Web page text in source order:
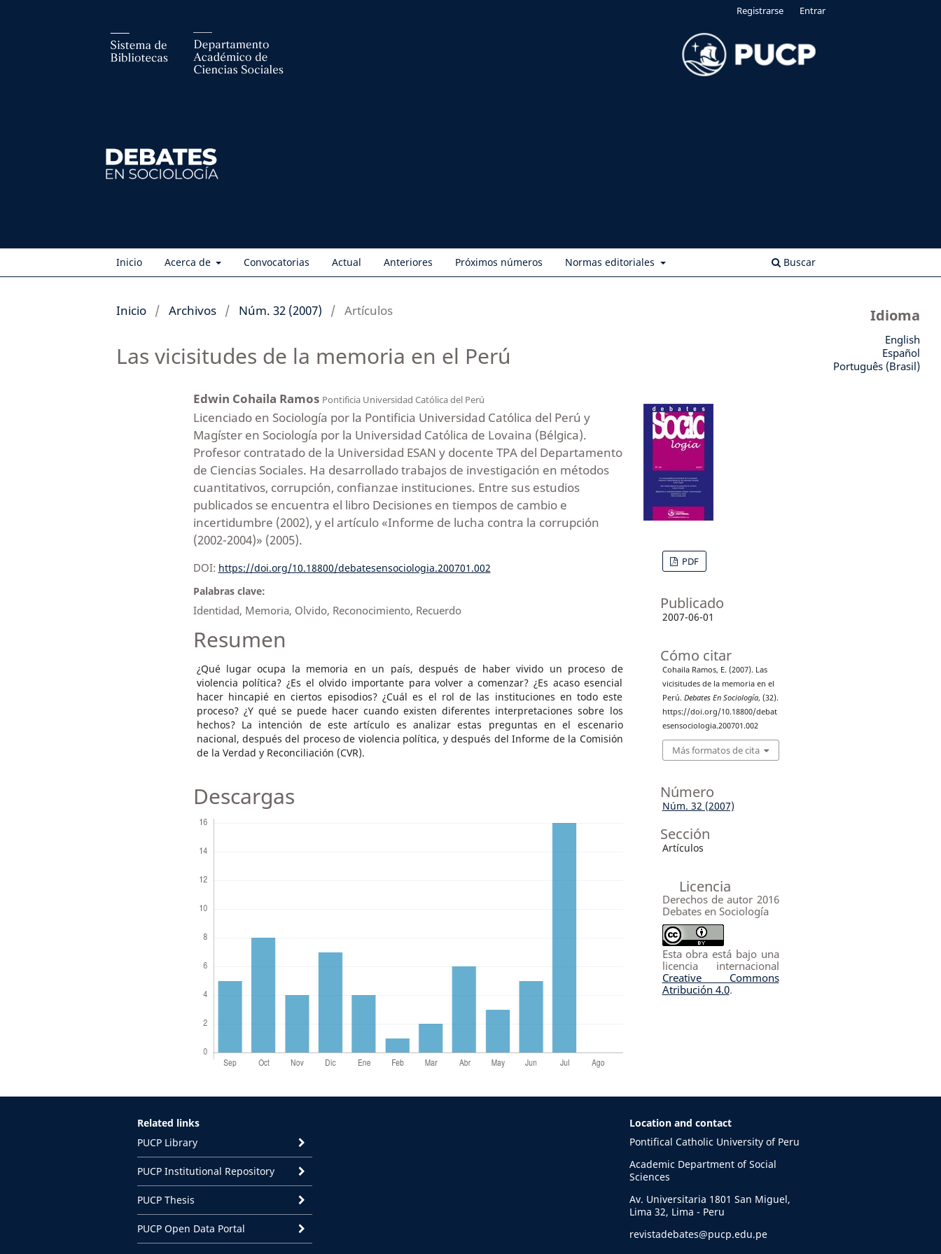
Inicio Acerca de Convocatorias Actual Anteriores Próximos números Normas editoriales Buscar
Registrarse Entrar
Inicio / Archivos / Núm. 32 (2007) / Artículos
Las vicisitudes de la memoria en el Perú
Edwin Cohaila Ramos Pontificia Universidad Católica del Perú
Licenciado en Sociología por la Pontificia Universidad Católica del Perú y
Magíster en Sociología por la Universidad Católica de Lovaina (Bélgica).
Profesor contratado de la Universidad ESAN y docente TPA del Departamento
de Ciencias Sociales. Ha desarrollado trabajos de investigación en métodos
cuantitativos, corrupción, confianzae instituciones. Entre sus estudios
publicados se encuentra el libro Decisiones en tiempos de cambio e
incertidumbre (2002), y el artículo «Informe de lucha contra la corrupción
(2002-2004)» (2005).
DOI: https://doi.org/10.18800/debatesensociologia.200701.002
Palabras clave:
Identidad, Memoria, Olvido, Reconocimiento, Recuerdo
Resumen
¿Qué lugar ocupa la memoria en un país, después de haber vivido un proceso de
violencia política? ¿Es el olvido importante para volver a comenzar? ¿Es acaso esencial
hacer hincapié en ciertos episodios? ¿Cuál es el rol de las instituciones en todo este
proceso? ¿Y qué se puede hacer cuando existen diferentes interpretaciones sobre los
hechos? La intención de este artículo es analizar estas preguntas en el escenario
nacional, después del proceso de violencia política, y después del Informe de la Comisión
de la Verdad y Reconciliación (CVR).
Descargas
PDF
Publicado
2007-06-01
Cómo citar
Cohaila Ramos, E. (2007). Las
vicisitudes de la memoria en el
Perú. Debates En Sociología, (32).
https://doi.org/10.18800/debat
esensociologia.200701.002
Más formatos de cita
Número
Núm. 32 (2007)
Sección
Artículos
Licencia
Derechos de autor 2016
Debates en Sociología
Esta obra está bajo una
licencia internacional
Creative Commons
Atribución 4.0.
Idioma
English
Español
Português (Brasil)
Related links
PUCP Library
PUCP Institutional Repository
PUCP Thesis
PUCP Open Data Portal
Location and contact
Pontifical Catholic University of Peru
Academic Department of Social
Sciences
Av. Universitaria 1801 San Miguel,
Lima 32, Lima - Peru
revistadebates@pucp.edu.pe